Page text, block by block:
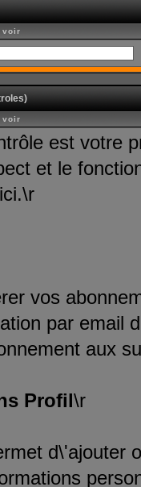
voir
voir
est votre
et le
vos
par email
aux
Profil\r
d\'ajouter